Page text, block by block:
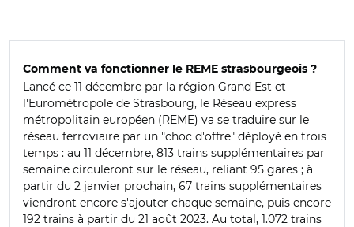
Comment va fonctionner le REME strasbourgeois ?
Lancé ce 11 décembre par la région Grand Est et
l'Eurométropole de Strasbourg, le Réseau express
métropolitain européen (REME) va se traduire sur le
réseau ferroviaire par un "choc d'offre" déployé en trois
temps : au 11 décembre, 813 trains supplémentaires par
semaine circuleront sur le réseau, reliant 95 gares ; à
partir du 2 janvier prochain, 67 trains supplémentaires
viendront encore s'ajouter chaque semaine, puis encore
192 trains à partir du 21 août 2023. Au total, 1.072 trains